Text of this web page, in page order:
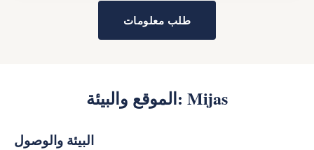
طلب معلومات
الموقع والبيئة: Mijas
البيئة والوصول